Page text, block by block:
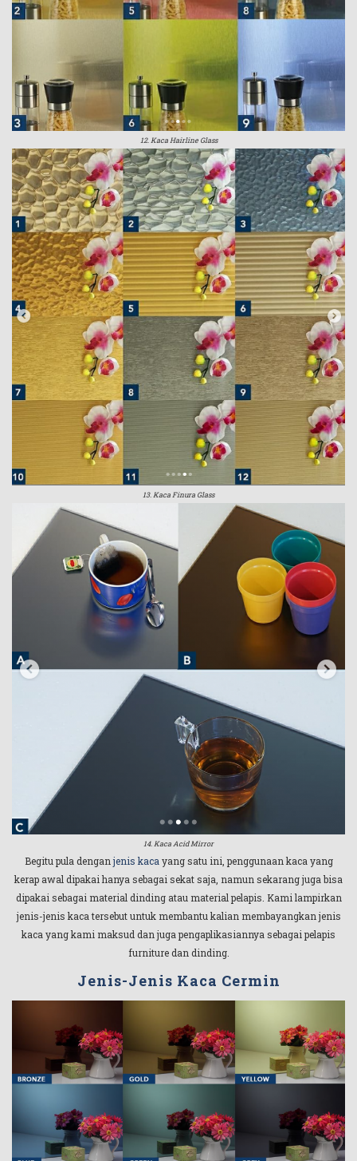
12. Kaca Hairline Glass
13. Kaca Finura Glass
14. Kaca Acid Mirror
Begitu pula dengan jenis kaca yang satu ini, penggunaan kaca yang
kerap awal dipakai hanya sebagai sekat saja, namun sekarang juga bisa
dipakai sebagai material dinding atau material pelapis. Kami lampirkan
jenis-jenis kaca tersebut untuk membantu kalian membayangkan jenis
kaca yang kami maksud dan juga pengaplikasiannya sebagai pelapis
furniture dan dinding.
Jenis-Jenis Kaca Cermin